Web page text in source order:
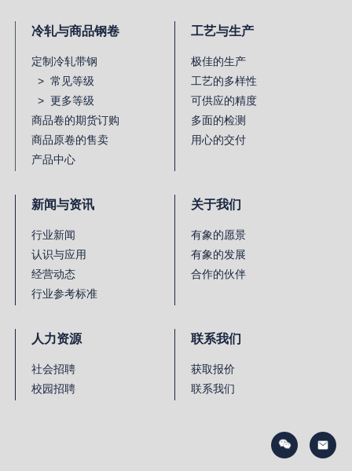
冷轧与商品钢卷
定制冷轧带钢
> 常见等级
> 更多等级
商品卷的期货订购
商品原卷的售卖
产品中心
工艺与生产
极佳的生产
工艺的多样性
可供应的精度
多面的检测
用心的交付
新闻与资讯
行业新闻
认识与应用
经营动态
行业参考标准
关于我们
有象的愿景
有象的发展
合作的伙伴
人力资源
社会招聘
校园招聘
联系我们
获取报价
联系我们